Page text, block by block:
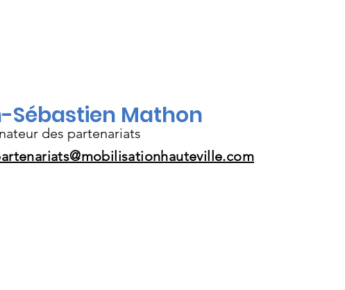
Sébastien Mathon
des partenariats